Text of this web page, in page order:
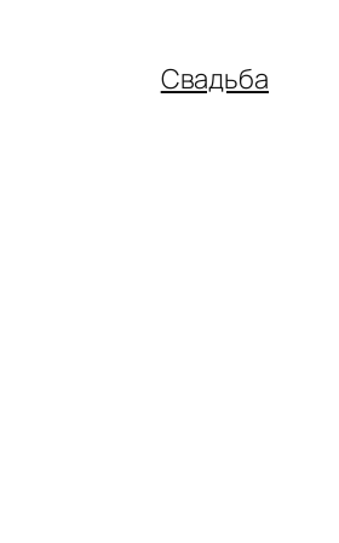
Свадьба